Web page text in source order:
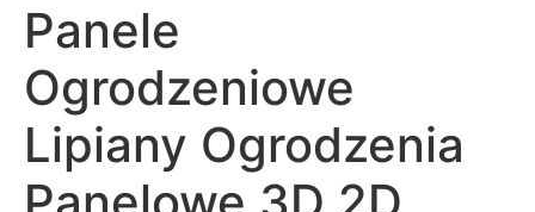
Panele
Ogrodzeniowe
Lipiany Ogrodzenia